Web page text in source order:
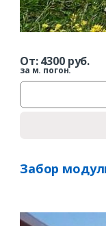
Ваше имя*
Ваш
От:4300руб.
за м. погон.
Забор